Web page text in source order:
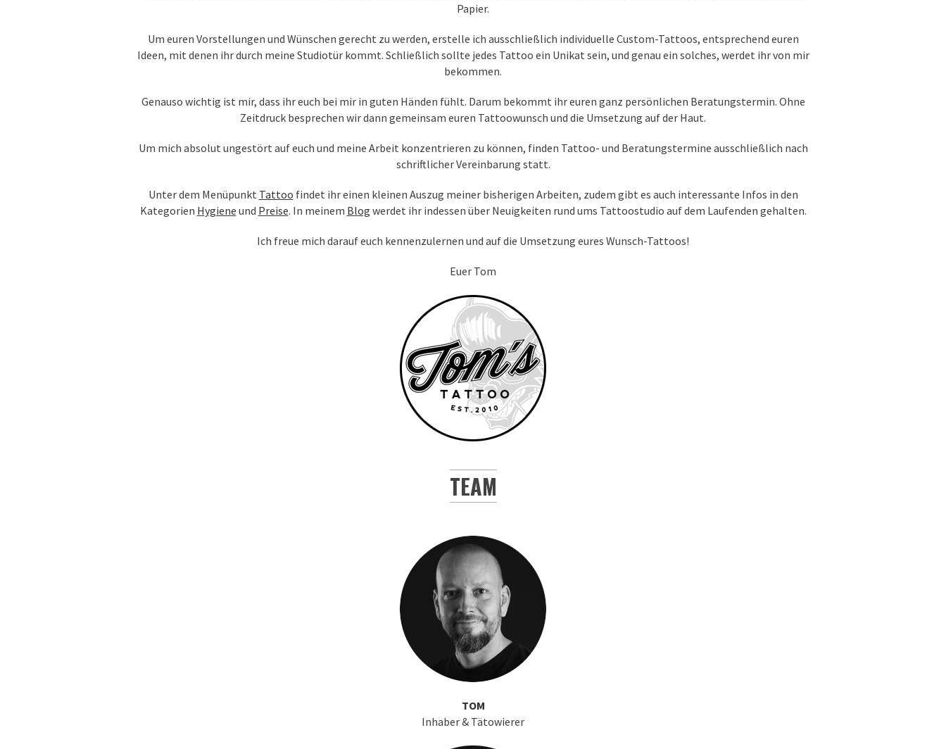
Papier.
Um euren Vorstellungen und Wünschen gerecht zu werden, erstelle ich ausschließlich individuelle Custom-Tattoos, entsprechend euren
Ideen, mit denen ihr durch meine Studiotür kommt. Schließlich sollte jedes Tattoo ein Unikat sein, und genau ein solches, werdet ihr von mir
bekommen.
Genauso wichtig ist mir, dass ihr euch bei mir in guten Händen fühlt. Darum bekommt ihr euren ganz persönlichen Beratungstermin. Ohne
Zeitdruck besprechen wir dann gemeinsam euren Tattoowunsch und die Umsetzung auf der Haut.
Um mich absolut ungestört auf euch und meine Arbeit konzentrieren zu können, finden Tattoo- und Beratungstermine ausschließlich nach
schriftlicher Vereinbarung statt.
Unter dem Menüpunkt Tattoo findet ihr einen kleinen Auszug meiner bisherigen Arbeiten, zudem gibt es auch interessante Infos in den
Kategorien Hygiene und Preise. In meinem Blog werdet ihr indessen über Neuigkeiten rund ums Tattoostudio auf dem Laufenden gehalten.
Ich freue mich darauf euch kennenzulernen und auf die Umsetzung eures Wunsch-Tattoos!
Euer Tom
TEAM
TOM
Inhaber & Tätowierer